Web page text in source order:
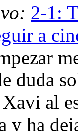
2-1:
a
duda
al
y ha